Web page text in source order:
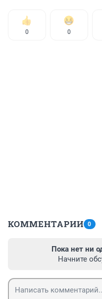
0 0
КОММЕНТАРИИ 0
Пока нет ни
Начните